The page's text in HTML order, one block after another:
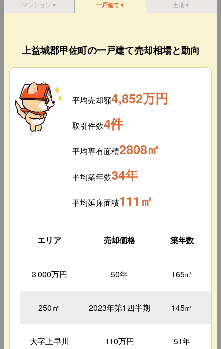
マンション▼ 一戸建て▼ 土地▼
上益城郡甲佐町の一戸建て売却相場と動向
平均売却額4,852万円
取引件数4件
平均専有面積2808㎡
平均築年数34年
平均延床面積111㎡
エリア 売却価格 築年数
3,000万円 50年 165㎡
250㎡ 2023年第1四半期 145㎡
大字上早川 110万円 51年